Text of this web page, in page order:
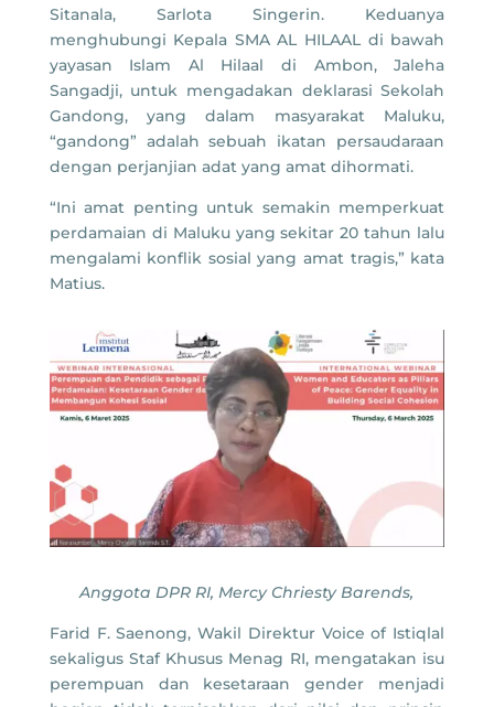
Sitanala, Sarlota Singerin. Keduanya
menghubungi Kepala SMA AL HILAAL di bawah
yayasan Islam Al Hilaal di Ambon, Jaleha
Sangadji, untuk mengadakan deklarasi Sekolah
Gandong, yang dalam masyarakat Maluku,
“gandong” adalah sebuah ikatan persaudaraan
dengan perjanjian adat yang amat dihormati.
“Ini amat penting untuk semakin memperkuat
perdamaian di Maluku yang sekitar 20 tahun lalu
mengalami konflik sosial yang amat tragis,” kata
Matius.
Anggota DPR RI, Mercy Chriesty Barends,
Farid F. Saenong, Wakil Direktur Voice of Istiqlal
sekaligus Staf Khusus Menag RI, mengatakan isu
perempuan dan kesetaraan gender menjadi